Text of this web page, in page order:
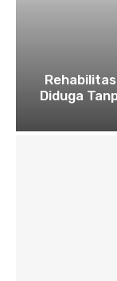
Diduga